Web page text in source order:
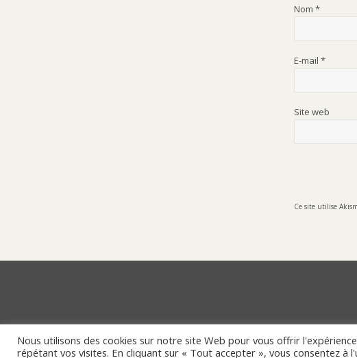
Nom*
E-mail*
Site web
Ce site utilise
Mentions Légales
Nous utilisons des cookies sur notre site Web pour vous offrir
répétant vos visites. En cliquant sur « Tout accepter », vous consentez à